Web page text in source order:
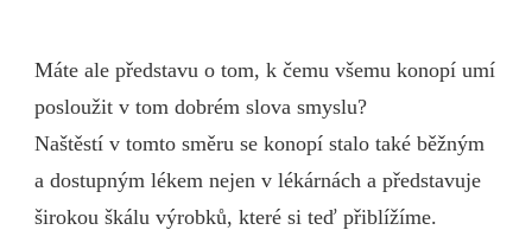
Máte ale představu o tom, k čemu všemu konopí umí
posloužit v tom dobrém slova smyslu?
Naštěstí v tomto směru se konopí stalo také běžným
a dostupným lékem nejen v lékárnách a představuje
širokou škálu výrobků, které si teď přiblížíme.